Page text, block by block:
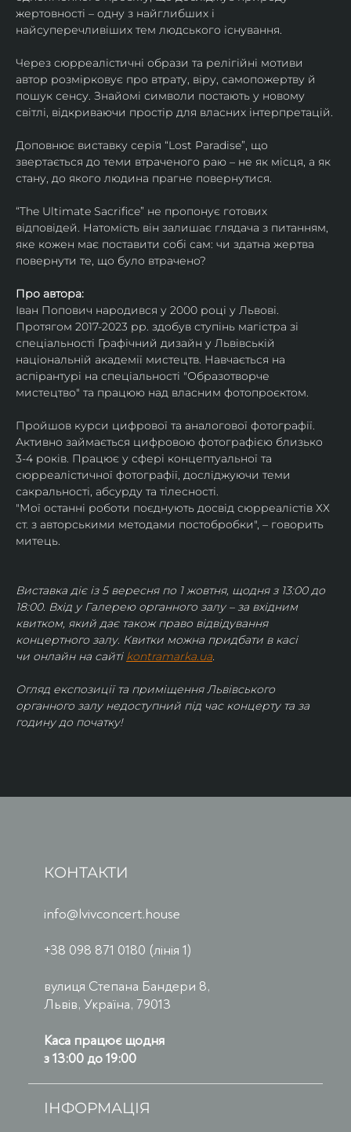
жертовності – одну з найглибших і
найсуперечливіших тем людського існування.
Через сюрреалістичні образи та релігійні мотиви
автор розмірковує про втрату, віру, самопожертву й
пошук сенсу. Знайомі символи постають у новому
світлі, відкриваючи простір для власних інтерпретацій.
Доповнює виставку серія “Lost Paradise”, що
звертається до теми втраченого раю – не як місця, а як
стану, до якого людина прагне повернутися.
“The Ultimate Sacrifice” не пропонує готових
відповідей. Натомість він залишає глядача з питанням,
яке кожен має поставити собі сам: чи здатна жертва
повернути те, що було втрачено?
Про автора:
Іван Попович народився у 2000 році у Львові.
Протягом 2017-2023 рр. здобув ступінь магістра зі
спеціальності Графічний дизайн у Львівській
національній академії мистецтв. Навчається на
аспірантурі на спеціальності "Образотворче
мистецтво" та працюю над власним фотопроєктом.
Пройшов курси цифрової та аналогової фотографії.
Активно займається цифровою фотографією близько
3-4 років. Працює у сфері концептуальної та
сюрреалістичної фотографії, досліджуючи теми
сакральності, абсурду та тілесності.
"Мої останні роботи поєднують досвід сюрреалістів ХХ
ст. з авторськими методами постобробки", – говорить
митець.
Виставка діє із 5 вересня по 1 жовтня, щодня з 13:00 до
18:00. Вхід у Галерею органного залу – за вхідним
квитком, який дає також право відвідування
концертного залу. Квитки можна придбати в касі
чи онлайн на сайті kontramarka.ua.
Огляд експозиції та приміщення Львівського
органного залу недоступний під час концерту та за
годину до початку!
КОНТАКТИ
info@lvivconcert.house
+38 098 871 0180 (лінія 1)
вулиця Степана Бандери 8,
Львів, Україна, 79013
Каса працює щодня
з 13:00 до 19:00
ІНФОРМАЦІЯ